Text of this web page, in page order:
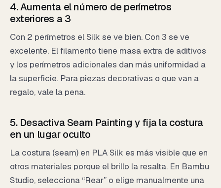
4. Aumenta el número de perímetros
exteriores a 3
Con 2 perímetros el Silk se ve bien. Con 3 se ve
excelente. El filamento tiene masa extra de aditivos
y los perímetros adicionales dan más uniformidad a
la superficie. Para piezas decorativas o que van a
regalo, vale la pena.
5. Desactiva Seam Painting y fija la costura
en un lugar oculto
La costura (seam) en PLA Silk es más visible que en
otros materiales porque el brillo la resalta. En Bambu
Studio, selecciona “Rear” o elige manualmente una